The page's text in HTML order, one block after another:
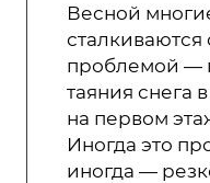
Весной
проблемой —
таяния снега
на первом
Иногда это
иногда —